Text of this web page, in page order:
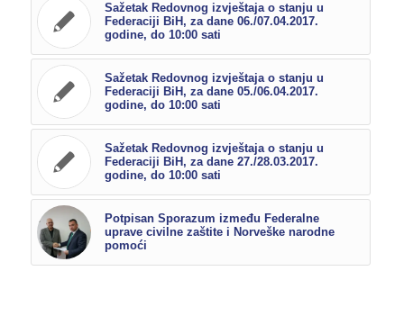
Sažetak Redovnog izvještaja o stanju u
Federaciji BiH, za dane 06./07.04.2017.
godine, do 10:00 sati
Sažetak Redovnog izvještaja o stanju u
Federaciji BiH, za dane 05./06.04.2017.
godine, do 10:00 sati
Sažetak Redovnog izvještaja o stanju u
Federaciji BiH, za dane 27./28.03.2017.
godine, do 10:00 sati
Potpisan Sporazum između Federalne
uprave civilne zaštite i Norveške narodne
pomoći